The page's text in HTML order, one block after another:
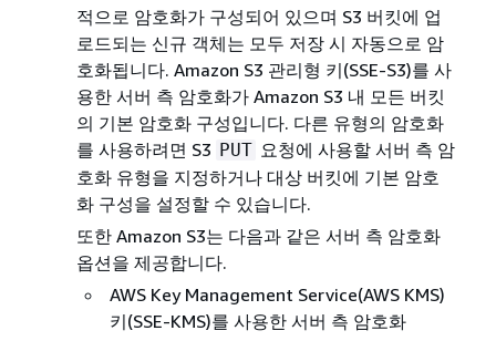
적으로 암호화가 구성되어 있으며 S3 버킷에 업
로드되는 신규 객체는 모두 저장 시 자동으로 암
호화됩니다. Amazon S3 관리형 키(SSE-S3)를 사
용한 서버 측 암호화가 Amazon S3 내 모든 버킷
의 기본 암호화 구성입니다. 다른 유형의 암호화
를 사용하려면 S3 PUT 요청에 사용할 서버 측 암
호화 유형을 지정하거나 대상 버킷에 기본 암호
화 구성을 설정할 수 있습니다.
또한 Amazon S3는 다음과 같은 서버 측 암호화
옵션을 제공합니다.
AWS Key Management Service(AWS KMS)
키(SSE-KMS)를 사용한 서버 측 암호화